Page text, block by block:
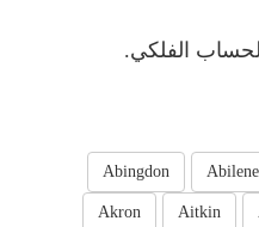
الفلكي.
Abilene
Abingdon
Aitkin
Akron